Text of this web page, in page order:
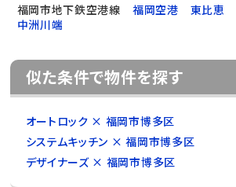
福岡市地下鉄空港線
福岡空港 東比恵
中洲川端
似た条件で物件を探す
オートロック × 福岡市博多区
システムキッチン × 福岡市博多区
デザイナーズ × 福岡市博多区